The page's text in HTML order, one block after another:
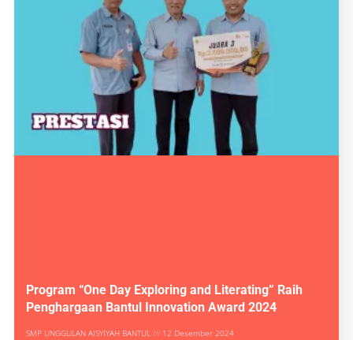
Program “One Day Exploring and Literating” Raih
Penghargaan Bantul Innovation Award 2024
SMP UNGGULAN AISYIYAH BANTUL 12 Desember 2024